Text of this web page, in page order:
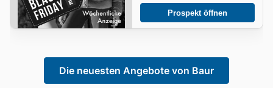
Prospekt öffnen
Die neuesten Angebote von Baur